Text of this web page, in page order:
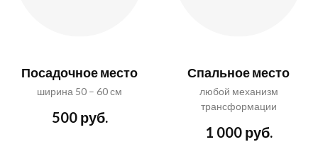
Посадочное место
ширина 50 – 60 см
500 руб.
Спальное место
любой механизм
трансформации
1 000 руб.